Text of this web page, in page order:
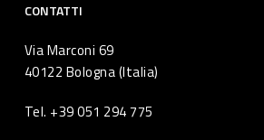
CONTATTI
Via Marconi 69
40122 Bologna (Italia)
Tel. +39 051 294 775